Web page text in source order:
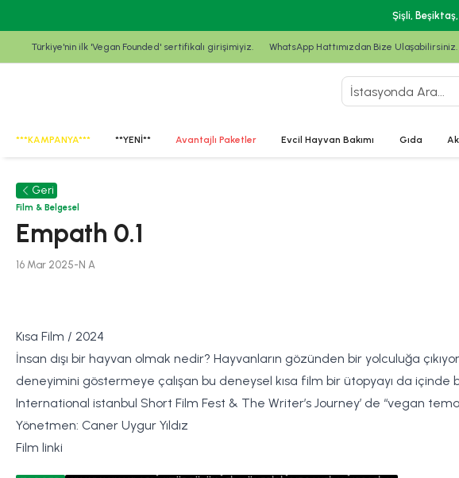
Şişli,
Türkiye'nin ilk 'Vegan Founded' sertifikalı girişimiyiz. WhatsApp Hattımızdan Bize Ulaşabilirsiniz.
***KAMPANYA*** **YENİ** Avantajlı Paketler Evcil Hayvan Bakımı Gıda
Geri
Film & Belgesel
Empath 0.1
16 Mar 2025- N A
Kısa Film / 2024
İnsan dışı bir hayvan olmak nedir? Hayvanların gözünden bir yolculuğa
deneyimini göstermeye çalışan bu deneysel kısa film bir ütopyayı da içinde
International istanbul Short Film Fest & The Writer’s Journey’ de “vegan
Yönetmen: Caner Uygur Yıldız
Film linki